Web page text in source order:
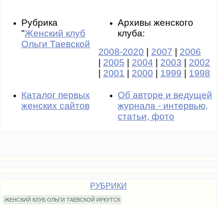
Рубрика
"Женский клуб
Ольги Таевской
Архивы женского
клуба:
2008-2020 | 2007 | 2006
| 2005 | 2004 | 2003 | 2002
| 2001 | 2000 | 1999 | 1998
Каталог первых
женских сайтов
Об авторе и ведущей
журнала - интервью,
статьи, фото
РУБРИКИ
ЖЕНСКИЙ КЛУБ ОЛЬГИ ТАЕВСКОЙ ИРКУТСК